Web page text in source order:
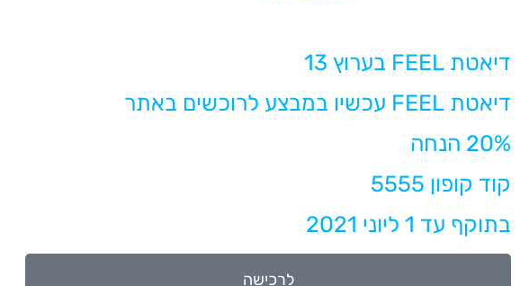
דיאטת FEEL בערוץ 13
דיאטת FEEL עכשיו במבצע לרוכשים באתר
20% הנחה
קוד קופון 5555
בתוקף עד 1 ליוני 2021
לרכישה